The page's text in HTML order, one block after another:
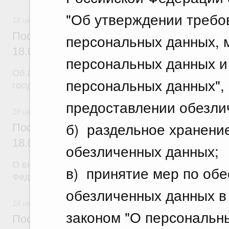
"Об утверждении
персональных данных,
персональных данных
персональных
предоставлении
б) раздельное
обезличенных данных;
в) принятие мер по
обезличенных данных
законом "О
Постановление Правительства
18.07.2026 г. № 904
Об авансировании
государственных контрактов
Постановление Правительства
18.07.2026 г. № 909
Федерации от 17 февраля 2024 г. № 179
Постановление Правительства